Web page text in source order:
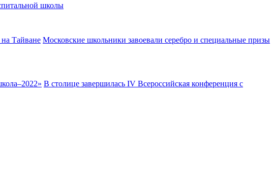
школы
Московские школьники завоевали серебро и специальные призы
В столице завершилась IV Всероссийская конференция с